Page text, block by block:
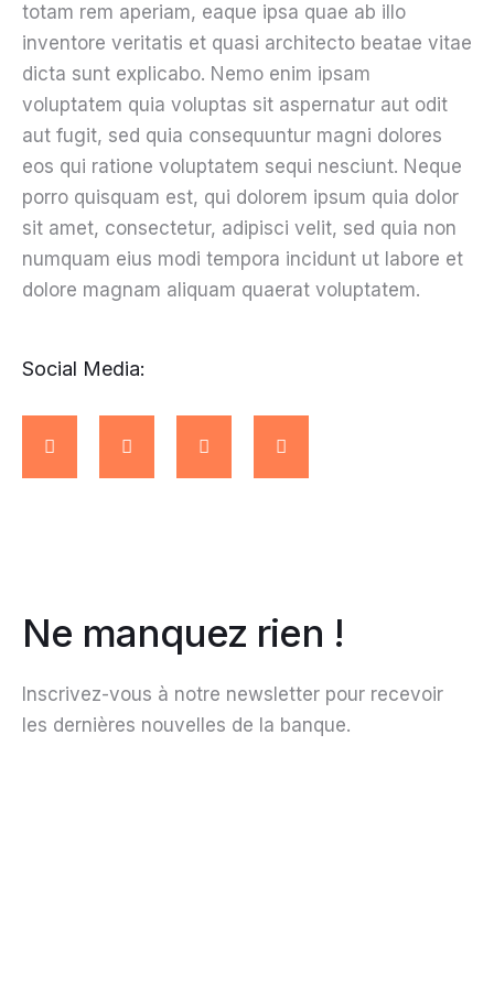
totam rem aperiam, eaque ipsa quae ab illo
inventore veritatis et quasi architecto beatae vitae
dicta sunt explicabo. Nemo enim ipsam
voluptatem quia voluptas sit aspernatur aut odit
aut fugit, sed quia consequuntur magni dolores
eos qui ratione voluptatem sequi nesciunt. Neque
porro quisquam est, qui dolorem ipsum quia dolor
sit amet, consectetur, adipisci velit, sed quia non
numquam eius modi tempora incidunt ut labore et
dolore magnam aliquam quaerat voluptatem.
Social Media:
Ne manquez rien !
Inscrivez-vous à notre newsletter pour recevoir
les dernières nouvelles de la banque.